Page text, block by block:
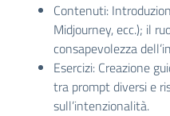
Contenuti:
Midjourney, ecc.); il
consapevolezza
Esercizi: Creazione
tra prompt diversi e
sull’intenzionalità.